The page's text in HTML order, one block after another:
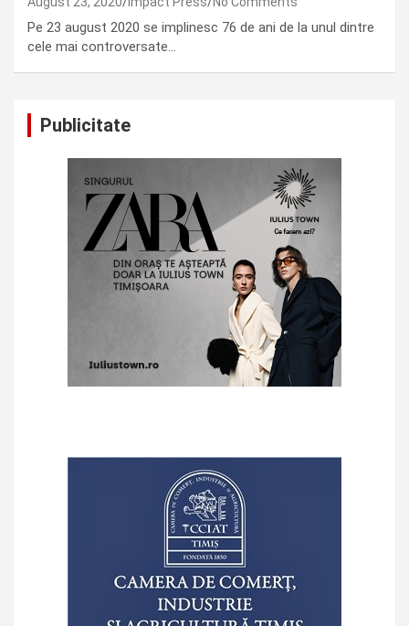
Pe 23 august 2020 se implinesc 76 de ani de la unul dintre
cele mai controversate…
Publicitate